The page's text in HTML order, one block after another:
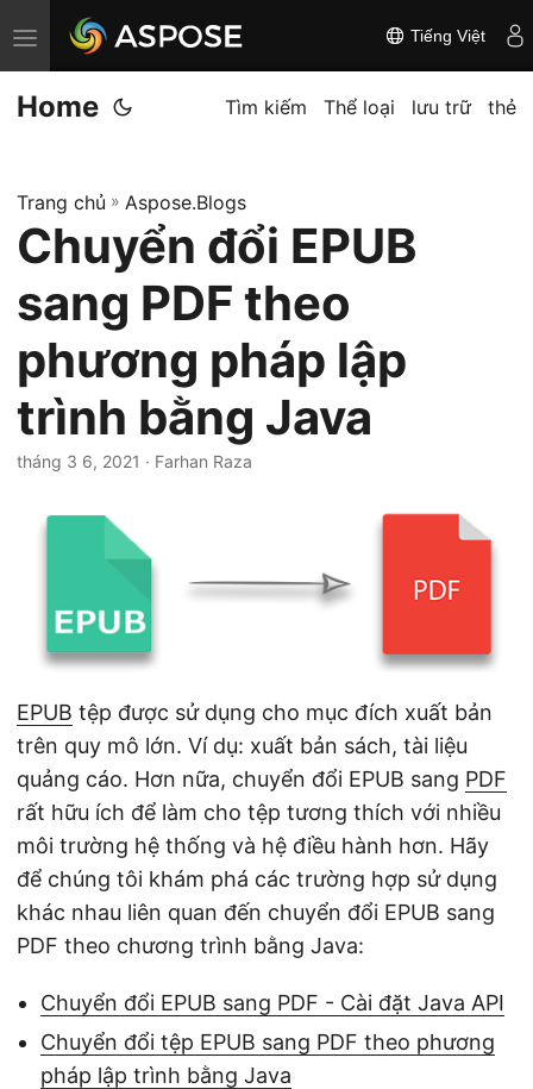
C
h
u
n
đ
i
i
ề
u
h
Tiếng Việt
Home Tìm kiếm Thể loại lưu trữ thẻ
Trang chủ » Aspose.Blogs
Chuyển đổi EPUB
sang PDF theo
phương pháp lập
trình bằng Java
tháng 3 6, 2021 · Farhan Raza
EPUB tệp được sử dụng cho mục đích xuất bản
trên quy mô lớn. Ví dụ: xuất bản sách, tài liệu
quảng cáo. Hơn nữa, chuyển đổi EPUB sang PDF
rất hữu ích để làm cho tệp tương thích với nhiều
môi trường hệ thống và hệ điều hành hơn. Hãy
để chúng tôi khám phá các trường hợp sử dụng
khác nhau liên quan đến chuyển đổi EPUB sang
PDF theo chương trình bằng Java:
Chuyển đổi EPUB sang PDF - Cài đặt Java API
Chuyển đổi tệp EPUB sang PDF theo phương
pháp lập trình bằng Java